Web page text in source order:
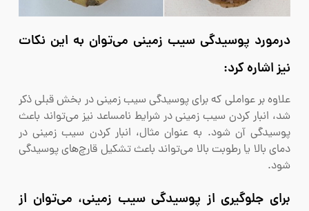
درمورد پوسیدگی سیب زمینی می‌توان به این نکات
نیز اشاره کرد:
علاوه بر عواملی که برای پوسیدگی سیب زمینی در بخش قبلی ذکر
شد، انبار کردن سیب زمینی در شرایط نامساعد نیز می‌تواند باعث
پوسیدگی آن شود. به عنوان مثال، انبار کردن سیب زمینی در
دمای بالا یا رطوبت بالا می‌تواند باعث تشکیل قارچ‌های پوسیدگی
شود.
برای جلوگیری از پوسیدگی سیب زمینی، می‌توان از